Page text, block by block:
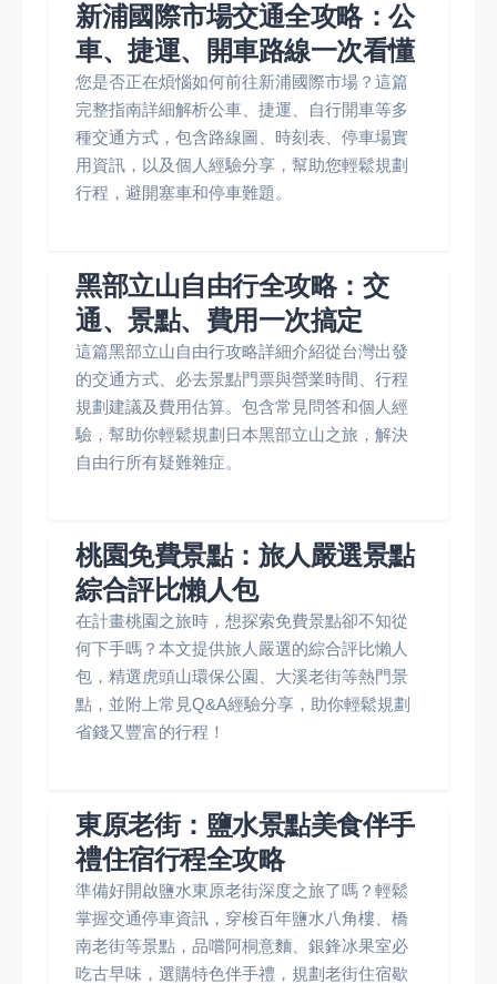
新浦國際市場交通全攻略：公
車、捷運、開車路線一次看懂
您是否正在煩惱如何前往新浦國際市場？這篇
完整指南詳細解析公車、捷運、自行開車等多
種交通方式，包含路線圖、時刻表、停車場實
用資訊，以及個人經驗分享，幫助您輕鬆規劃
行程，避開塞車和停車難題。
黑部立山自由行全攻略：交
通、景點、費用一次搞定
這篇黑部立山自由行攻略詳細介紹從台灣出發
的交通方式、必去景點門票與營業時間、行程
規劃建議及費用估算。包含常見問答和個人經
驗，幫助你輕鬆規劃日本黑部立山之旅，解決
自由行所有疑難雜症。
桃園免費景點：旅人嚴選景點
綜合評比懶人包
在計畫桃園之旅時，想探索免費景點卻不知從
何下手嗎？本文提供旅人嚴選的綜合評比懶人
包，精選虎頭山環保公園、大溪老街等熱門景
點，並附上常見Q&A經驗分享，助你輕鬆規劃
省錢又豐富的行程！
東原老街：鹽水景點美食伴手
禮住宿行程全攻略
準備好開啟鹽水東原老街深度之旅了嗎？輕鬆
掌握交通停車資訊，穿梭百年鹽水八角樓、橋
南老街等景點，品嚐阿桐意麵、銀鋒冰果室必
吃古早味，選購特色伴手禮，規劃老街住宿歇